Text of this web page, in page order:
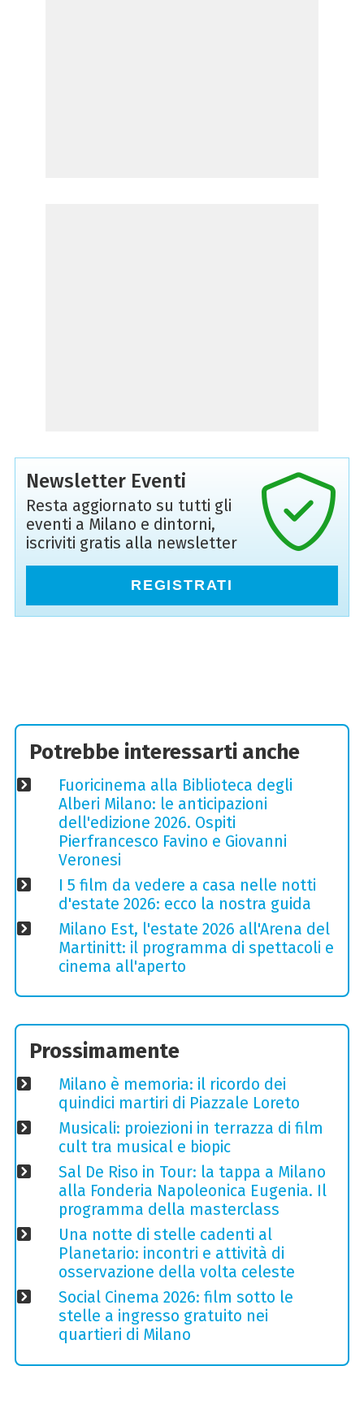
Newsletter Eventi
Resta aggiornato su tutti gli
eventi a Milano e dintorni,
iscriviti gratis alla newsletter
REGISTRATI
Potrebbe interessarti anche
Fuoricinema alla Biblioteca degli
Alberi Milano: le anticipazioni
dell'edizione 2026. Ospiti
Pierfrancesco Favino e Giovanni
Veronesi
I 5 film da vedere a casa nelle notti
d'estate 2026: ecco la nostra guida
Milano Est, l'estate 2026 all'Arena del
Martinitt: il programma di spettacoli e
cinema all'aperto
Prossimamente
Milano è memoria: il ricordo dei
quindici martiri di Piazzale Loreto
Musicali: proiezioni in terrazza di film
cult tra musical e biopic
Sal De Riso in Tour: la tappa a Milano
alla Fonderia Napoleonica Eugenia. Il
programma della masterclass
Una notte di stelle cadenti al
Planetario: incontri e attività di
osservazione della volta celeste
Social Cinema 2026: film sotto le
stelle a ingresso gratuito nei
quartieri di Milano